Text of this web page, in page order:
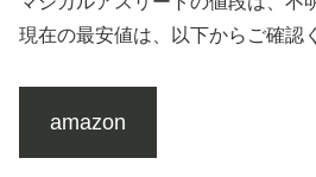
現在の最安値は、以下からご確認
amazon